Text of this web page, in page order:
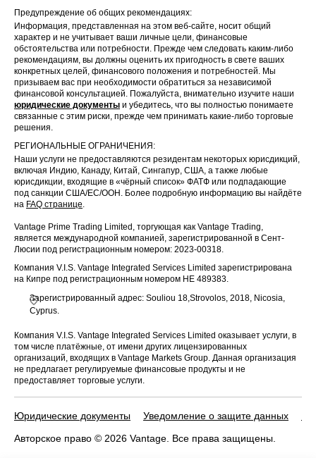
Предупреждение об общих рекомендациях:
Информация, представленная на этом веб-сайте, носит общий
характер и не учитывает ваши личные цели, финансовые
обстоятельства или потребности. Прежде чем следовать каким-либо
рекомендациям, вы должны оценить их пригодность в свете ваших
конкретных целей, финансового положения и потребностей. Мы
призываем вас при необходимости обратиться за независимой
финансовой консультацией. Пожалуйста, внимательно изучите наши
юридические документы и убедитесь, что вы полностью понимаете
связанные с этим риски, прежде чем принимать какие-либо торговые
решения.
РЕГИОНАЛЬНЫЕ ОГРАНИЧЕНИЯ:
Наши услуги не предоставляются резидентам некоторых юрисдикций,
включая Индию, Канаду, Китай, Сингапур, США, а также любые
юрисдикции, входящие в «чёрный список» ФАТФ или подпадающие
под санкции США/ЕС/ООН. Более подробную информацию вы найдёте
на FAQ странице.
Vantage Prime Trading Limited, торгующая как Vantage Trading,
является международной компанией, зарегистрированной в Сент-
Люсии под регистрационным номером: 2023-00318.
Компания V.I.S. Vantage Integrated Services Limited зарегистрирована
на Кипре под регистрационным номером HE 489383.
Зарегистрированный адрес: Souliou 18,Strovolos, 2018, Nicosia,
Cyprus.
Компания V.I.S. Vantage Integrated Services Limited оказывает услуги, в
том числе платёжные, от имени других лицензированных
организаций, входящих в Vantage Markets Group. Данная организация
не предлагает регулируемые финансовые продукты и не
предоставляет торговые услуги.
Юридические документы Уведомление о защите данных
Авторское право © 2026 Vantage. Все права защищены.